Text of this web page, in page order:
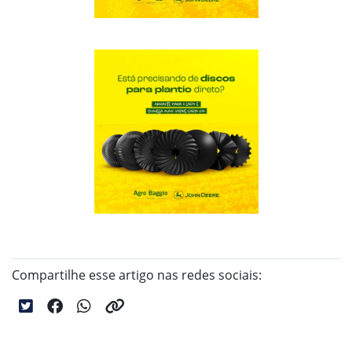
Compartilhe esse artigo nas redes sociais: